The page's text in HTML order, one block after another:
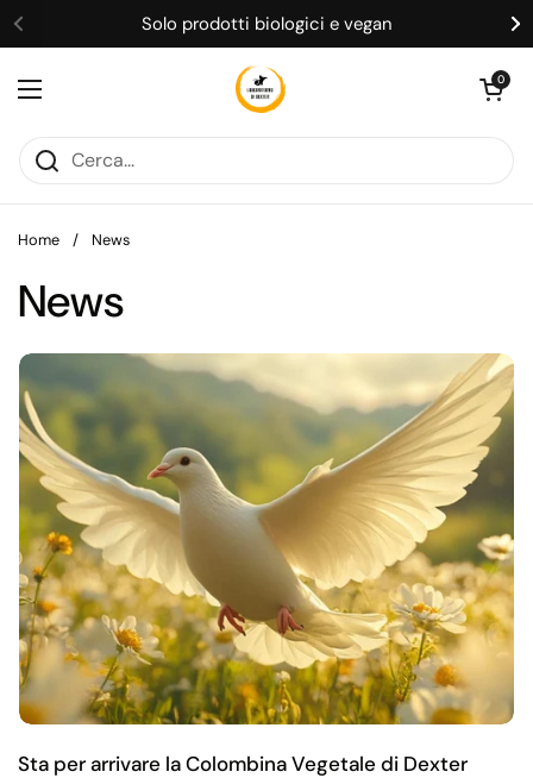
Passa ai contenutiSolo prodotti biologici e vegan
Apri menu
Apri carrello
0
Home / News
News
Sta per arrivare la Colombina Vegetale di Dexter